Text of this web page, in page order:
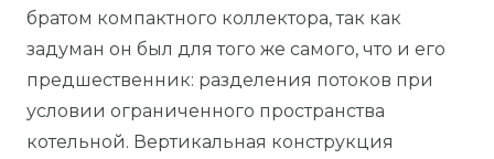
братом компактного коллектора, так как
задуман он был для того же самого, что и его
предшественник: разделения потоков при
условии ограниченного пространства
котельной. Вертикальная конструкция